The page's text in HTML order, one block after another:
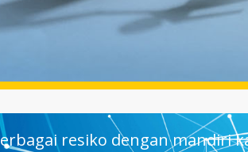
resiko dengan mandiri